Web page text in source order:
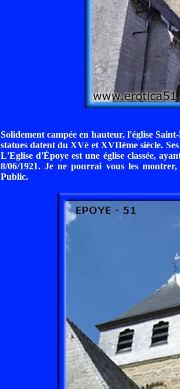
Solidement campée en hauteur, l'église
statues datent du XVè et XVIIème siècle.
L'Eglise d'Époye est une église classée,
8/06/1921. Je ne pourrai vous les
Public.